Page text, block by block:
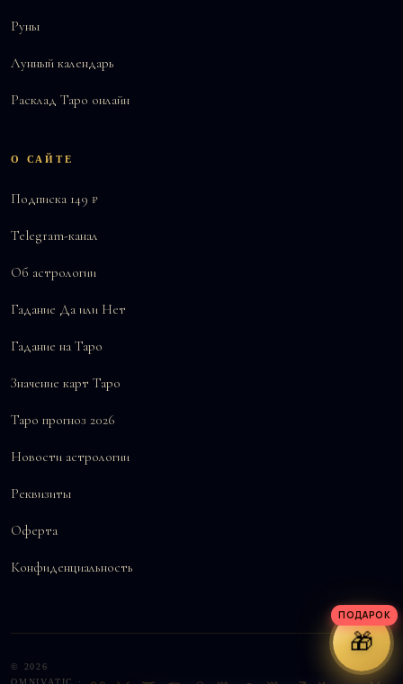
🎁
ПОДАРОК
Руны
Лунный календарь
Расклад Таро онлайн
О САЙТЕ
Подписка 149 ₽
Telegram-канал
Об астрологии
Гадание Да или Нет
Гадание на Таро
Значение карт Таро
Таро прогноз 2026
Новости астрологии
Реквизиты
Оферта
Конфиденциальность
© 2026
OMNIVATIC ·